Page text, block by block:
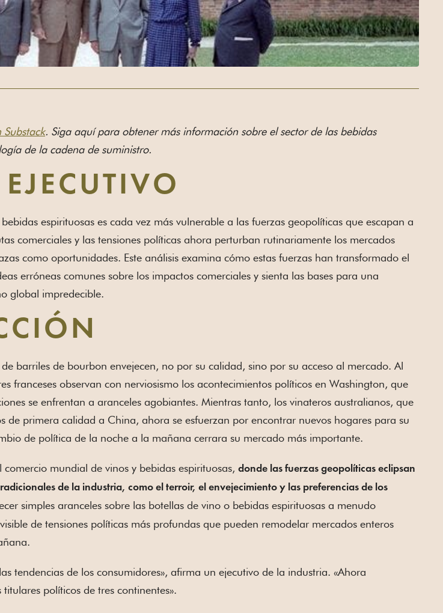
Substack. Siga aquí para obtener más información sobre el sector de las bebidas
de la cadena de suministro.
espirituosas es cada vez más vulnerable a las fuerzas geopolíticas que escapan a
comerciales y las tensiones políticas ahora perturban rutinariamente los mercados
como oportunidades. Este análisis examina cómo estas fuerzas han transformado el
erróneas comunes sobre los impactos comerciales y sienta las bases para una
global impredecible.
barriles de bourbon envejecen, no por su calidad, sino por su acceso al mercado. Al
franceses observan con nerviosismo los acontecimientos políticos en Washington, que
se enfrentan a aranceles agobiantes. Mientras tanto, los vinateros australianos, que
de primera calidad a China, ahora se esfuerzan por encontrar nuevos hogares para su
de política de la noche a la mañana cerrara su mercado más importante.
mundial de vinos y bebidas espirituosas, donde las fuerzas geopolíticas eclipsan
de la industria, como el terroir, el envejecimiento y las preferencias de los
simples aranceles sobre las botellas de vino o bebidas espirituosas a menudo
de tensiones políticas más profundas que pueden remodelar mercados enteros
tendencias de los consumidores», afirma un ejecutivo de la industria. «Ahora
políticos de tres continentes».